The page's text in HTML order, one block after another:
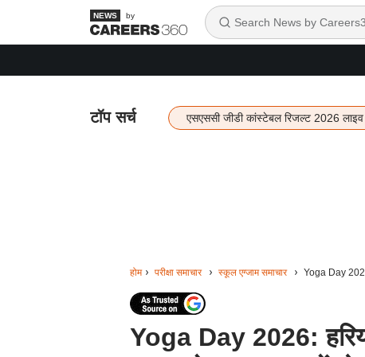
by
टॉप सर्च एसएससी जीडी कांस्टेबल रिजल्ट 2026 लाइव
होम परीक्षा समाचार स्कूल एग्जाम समाचार Yoga Day
Yoga Day 2026: